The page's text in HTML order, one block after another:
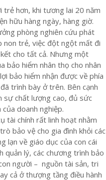
hơn, khi tương lai 20 năm
hữu hàng ngày, hàng giờ.
phòng nghiên cứu phát
non trẻ, việc đột ngột mất đi
cho tất cả. Nhưng một
bảo hiểm nhân thọ cho nhân
bảo hiểm nhận được về phía
trình bày ở trên. Bên cạnh
sự chất lượng cao, đủ sức
doanh nghiệp.
tài chính rất linh hoạt nhằm
bảo vệ cho gia đình khỏi các
lạn về giáo dục của con cái
quản lý, các chương trình bảo
người – nguồn tài sản, tri
cả ở thượng tầng điều hành